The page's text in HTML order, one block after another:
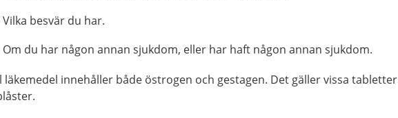
Vilka besvär du har.
Om du har någon annan sjukdom, eller har haft någon annan sjukdom.
läkemedel innehåller både östrogen och gestagen. Det gäller vissa tabletter